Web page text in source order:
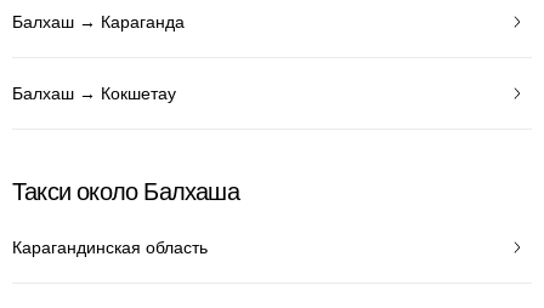
Балхаш → Караганда
Балхаш → Кокшетау
Такси около Балхаша
Карагандинская область